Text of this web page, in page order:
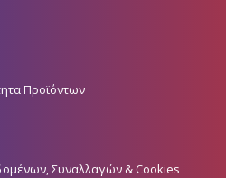
Προϊόντων
Συναλλαγών & Cookies